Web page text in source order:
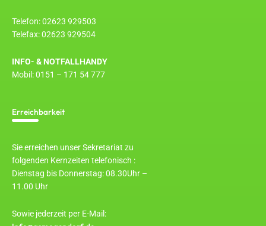
Telefon: 02623 929503
Telefax: 02623 929504
INFO- & NOTFALLHANDY
Mobil: 0151 – 171 54 777
Erreichbarkeit
Sie erreichen unser Sekretariat zu
folgenden Kernzeiten telefonisch :
Dienstag bis Donnerstag: 08.30Uhr –
11.00 Uhr
Sowie jederzeit per E-Mail: